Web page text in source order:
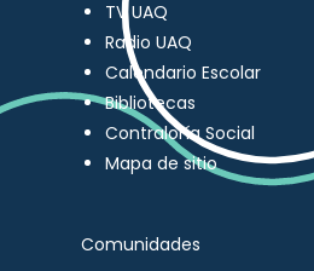
TV UAQ
Radio UAQ
Calendario Escolar
Bibliotecas
Contraloría Social
Mapa de sitio
Comunidades